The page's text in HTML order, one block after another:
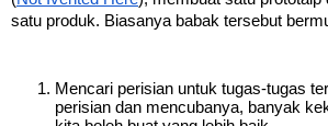
satu produk. Biasanya babak tersebut
Mencari perisian untuk tugas-tugas
perisian dan mencubanya, banyak